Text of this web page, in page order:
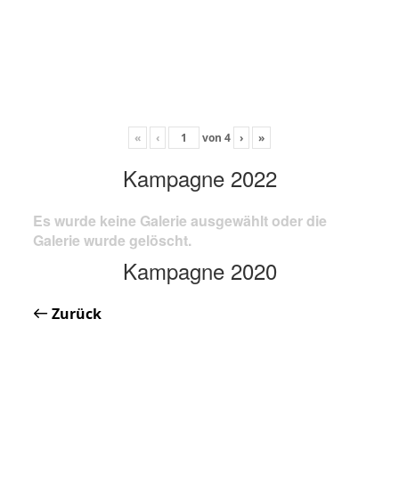
« ‹ von 4 › »
Kampagne 2022
Es wurde keine Galerie ausgewählt oder die
Galerie wurde gelöscht.
Kampagne 2020
Zurück